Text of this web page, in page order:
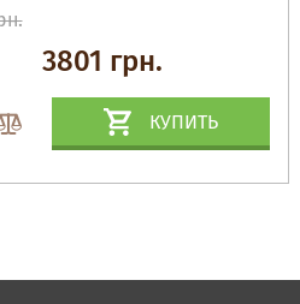
3801 грн.
КУПИТЬ